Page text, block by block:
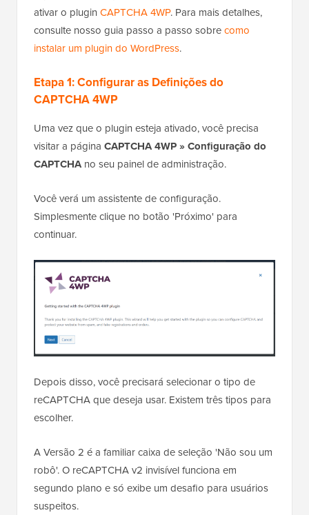
ativar o plugin CAPTCHA 4WP. Para mais detalhes,
consulte nosso guia passo a passo sobrecomo
instalar um plugin do WordPress.
Etapa 1: Configurar as Definições do
CAPTCHA 4WP
Uma vez que o plugin esteja ativado, você precisa
visitar a página CAPTCHA 4WP» Configuração do
CAPTCHA no seu painel de administração.
Você verá um assistente de configuração.
Simplesmente clique no botão 'Próximo' para
continuar.
Depois disso, você precisará selecionar o tipo de
reCAPTCHA que deseja usar. Existem três tipos para
escolher.
A Versão 2 é a familiar caixa de seleção 'Não sou um
robô'. O reCAPTCHA v2 invisível funciona em
segundo plano e só exibe um desafio para usuários
suspeitos.